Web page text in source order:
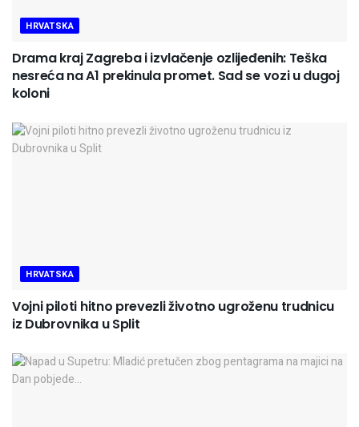
HRVATSKA
Drama kraj Zagreba i izvlačenje ozlijeđenih: Teška
nesreća na A1 prekinula promet. Sad se vozi u dugoj
koloni
HRVATSKA
Vojni piloti hitno prevezli životno ugroženu trudnicu
iz Dubrovnika u Split